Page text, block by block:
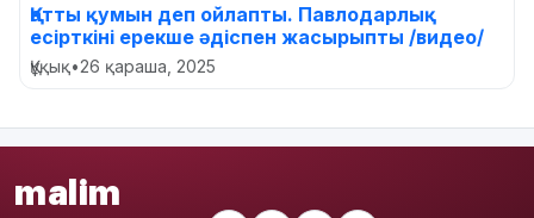
Қатты қумын деп ойлапты. Павлодарлық
есірткіні ерекше әдіспен жасырыпты /видео/
Құқық•26 қараша, 2025
malim